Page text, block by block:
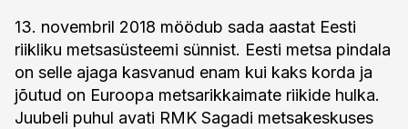
13. novembril 2018 möödub sada aastat Eesti
riikliku metsasüsteemi sünnist. Eesti metsa pindala
on selle ajaga kasvanud enam kui kaks korda ja
jõutud on Euroopa metsarikkaimate riikide hulka.
Juubeli puhul avati RMK Sagadi metsakeskuses